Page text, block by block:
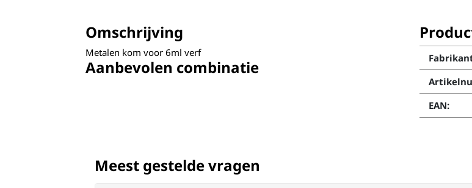
Omschrijving
Metalen kom voor 6ml verf
Aanbevolen combinatie
EAN:
Meest gestelde vragen